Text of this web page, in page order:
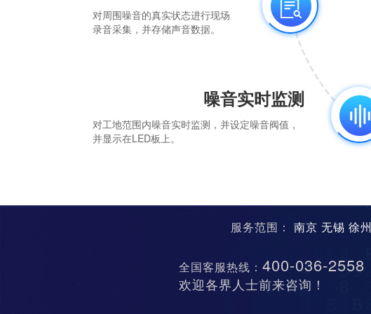
对周围噪音的真实状态进行现场
录音采集，并存储声音数据。
噪音实时监测
对工地范围内噪音实时监测，并设定噪音阀值，
并显示在LED板上。
服务范围： 南京 无锡 徐州
全国客服热线：400-036-2558
欢迎各界人士前来咨询！